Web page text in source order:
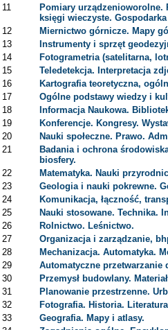
11
Pomiary
księgi wieczyste.
12
Miernictwo górnicze. Mapy
13
Instrumenty i sprzęt
14
Fotogrametria (satelitarna,
15
Teledetekcja. Interpretacja
16
Kartografia teoretyczna,
17
Ogólne podstawy wiedzy i
18
Informacja Naukowa.
19
Konferencje. Kongresy.
20
Nauki społeczne. Prawo.
21
Badania i ochrona
biosfery.
22
Matematyka. Nauki
23
Geologia i nauki pokrewne.
24
Komunikacja, łączność,
25
Nauki stosowane. Technika.
26
Rolnictwo. Leśnictwo.
27
Organizacja i zarządzanie,
28
Mechanizacja. Automatyka.
29
Automatyczne przetwarzanie
30
Przemysł budowlany.
31
Planowanie przestrzenne.
32
Fotografia. Historia.
33
Geografia. Mapy i atlasy.